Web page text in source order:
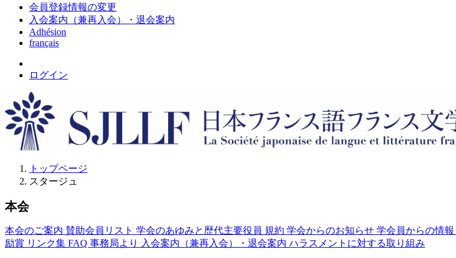
会員登録情報の変更
入会案内（兼再入会）・退会案内
Adhésion
français
ログイン
トップページ
スタージュ
本会
本会のご案内 賛助会員リスト 学会のあゆみと歴代主要役員 規約 学会からのお知らせ 学会員からの情報
励賞 リンク集 FAQ 事務局より 入会案内（兼再入会）・退会案内 ハラスメントに対する取り組み